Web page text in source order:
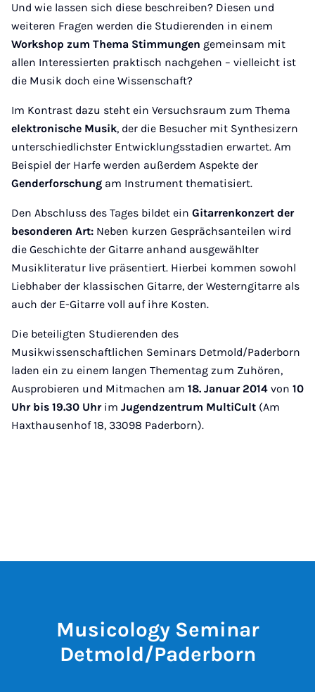
Und wie lassen sich diese beschreiben? Diesen und
weiteren Fragen werden die Studierenden in einem
Workshop zum Thema Stimmungen gemeinsam mit
allen Interessierten praktisch nachgehen – vielleicht ist
die Musik doch eine Wissenschaft?
Im Kontrast dazu steht ein Versuchsraum zum Thema
elektronische Musik, der die Besucher mit Synthesizern
unterschiedlichster Entwicklungsstadien erwartet. Am
Beispiel der Harfe werden außerdem Aspekte der
Genderforschung am Instrument thematisiert.
Den Abschluss des Tages bildet ein Gitarrenkonzert der
besonderen Art: Neben kurzen Gesprächsanteilen wird
die Geschichte der Gitarre anhand ausgewählter
Musikliteratur live präsentiert. Hierbei kommen sowohl
Liebhaber der klassischen Gitarre, der Westerngitarre als
auch der E-Gitarre voll auf ihre Kosten.
Die beteiligten Studierenden des
Musikwissenschaftlichen Seminars Detmold/Paderborn
laden ein zu einem langen Thementag zum Zuhören,
Ausprobieren und Mitmachen am 18. Januar 2014 von 10
Uhr bis 19.30 Uhrim Jugendzentrum MultiCult (Am
Haxthausenhof 18, 33098 Paderborn).
Musicology Seminar
Detmold/Paderborn